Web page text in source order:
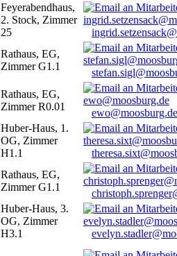
Feyerabendhaus,
2. Stock, Zimmer
25
Rathaus, EG,
Zimmer G1.1
Rathaus, EG,
Zimmer R0.01
ewo@moosburg.de
Huber-Haus, 1.
OG, Zimmer
H1.1
Rathaus, EG,
Zimmer G1.1
Huber-Haus, 3.
OG, Zimmer
H3.1